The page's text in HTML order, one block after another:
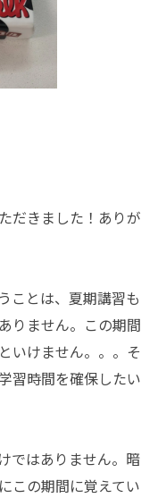
だきました！ありが
ことは、夏期講習も
りません。この期間
いけません。。。そ
習時間を確保したい
ではありません。暗
この期間に覚えてい